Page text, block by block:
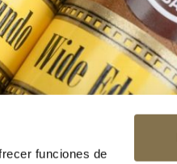
funciones de